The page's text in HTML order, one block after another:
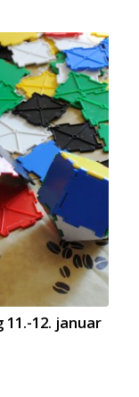
12. januar